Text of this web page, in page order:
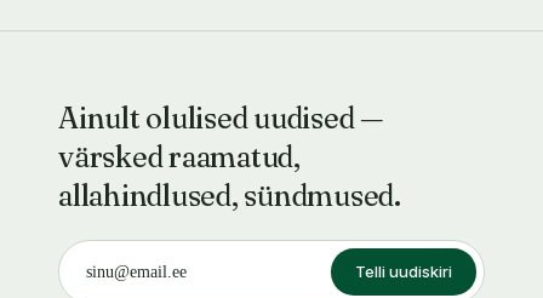
Ainult olulised uudised —
värsked raamatud,
allahindlused, sündmused.
Telli uudiskiri